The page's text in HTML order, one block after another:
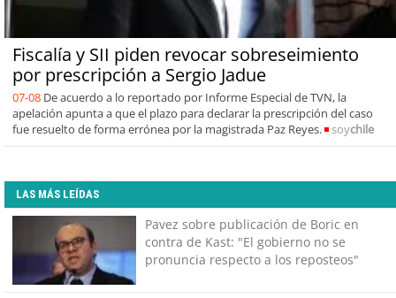
Fiscalía y SII piden revocar sobreseimiento
por prescripción a Sergio Jadue
07-08 De acuerdo a lo reportado por Informe Especial de TVN, la
apelación apunta a que el plazo para declarar la prescripción del caso
fue resuelto de forma errónea por la magistrada Paz Reyes.
soychile
LAS MÁS LEÍDAS
Pavez sobre publicación de Boric en
contra de Kast: "El gobierno no se
pronuncia respecto a los reposteos"